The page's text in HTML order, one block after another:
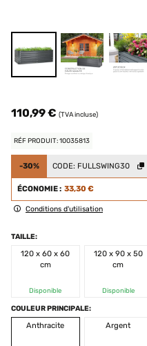
110,99 € (TVA incluse)
RÉF PRODUIT: 10035813
-30% CODE: FULLSWING30
ÉCONOMIE : 33,30 €
Conditions d'utilisation
TAILLE:
120 x 60 x 60
cm
Disponible
120 x 90 x 50
cm
Disponible
COULEUR PRINCIPALE:
Anthracite
Argent